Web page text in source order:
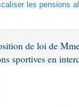
les pensions
de loi de
sportives en